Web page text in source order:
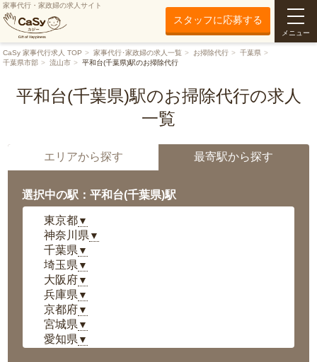
家事代行・家政婦の求人サイト
スタッフに応募する
メニュー
CaSy 家事代行求人 TOP 家事代行･家政婦の求人一覧 お掃除代行
千葉県
千葉県市部
流山市 平和台(千葉県)駅のお掃除代行
平和台(千葉県)駅のお掃除代行の求人
一覧
エリアから探す 最寄駅から探す
選択中の駅：平和台(千葉県)駅
東京都▼
神奈川県 ▼
千葉県 ▼
埼玉県 ▼
大阪府▼
兵庫県 ▼
京都府▼
宮城県 ▼
愛知県 ▼